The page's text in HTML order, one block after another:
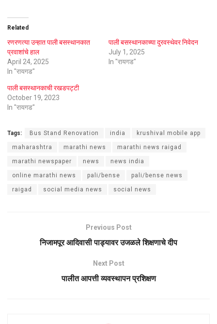
Related
रणरणत्या उन्हात पाली बसस्थानकात
प्रवाशांचे हाल
April 24, 2025
In "रायगड"
पाली बसस्थानकाच्या दुरवस्थेवर निवेदन
July 1, 2025
In "रायगड"
पाली बसस्थानकाची रखडपट्टी
October 19, 2023
In "रायगड"
Tags: Bus Stand Renovation india krushival mobile app
maharashtra marathi news marathi news raigad
marathi newspaper news news india
online marathi news pali/bense pali/bense news
raigad social media news social news
Previous Post
निजामपूर आदिवासी पाड्यावर उजळले शिक्षणाचे दीप
Next Post
पालीत आपत्ती व्यवस्थापन प्रशिक्षण